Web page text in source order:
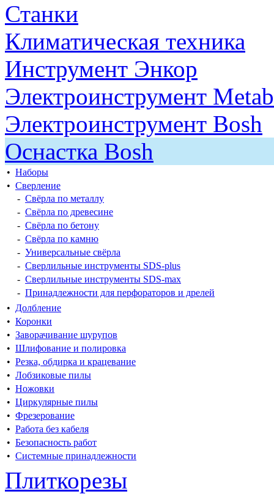
Станки
Климатическая техника
Инструмент Энкор
Электроинструмент
Электроинструмент Bosh
Оснастка Bosh
• Наборы
• Сверление
- Свёрла по металлу
- Свёрла по древесине
- Свёрла по бетону
- Свёрла по камню
- Универсальные свёрла
- Сверлильные инструменты SDS-plus
- Сверлильные инструменты SDS-max
- Принадлежности для перфораторов и дрелей
• Долбление
• Коронки
• Заворачивание шурупов
• Шлифование и полировка
• Резка, обдирка и крацевание
• Лобзиковые пилы
• Ножовки
• Циркулярные пилы
• Фрезерование
• Работа без кабеля
• Безопасность работ
• Системные принадлежности
Плиткорезы